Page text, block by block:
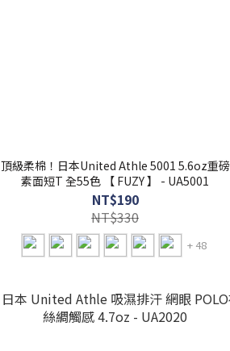
頂級柔棉！日本United Athle 5001 5.6oz重磅
素面短T 全55色 【 FUZY 】 - UA5001
NT$190
NT$330
+ 48